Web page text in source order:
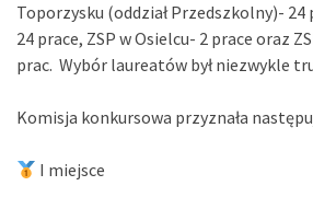
Toporzysku (oddział Przedszkolny)- 24
24 prace, ZSP w Osielcu- 2 prace oraz
prac. Wybór laureatów był niezwykle
Komisja konkursowa przyznała
I miejsce